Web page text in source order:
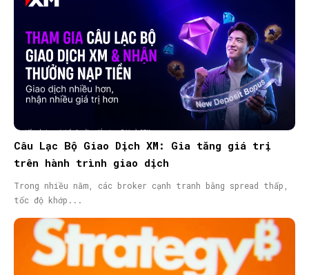
Câu Lạc Bộ Giao Dịch XM: Gia tăng giá trị
trên hành trình giao dịch
Trong nhiều năm, các broker cạnh tranh bằng spread thấp,
tốc độ khớp...